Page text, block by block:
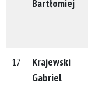
Bartłomiej
17
Krajewski
Gabriel